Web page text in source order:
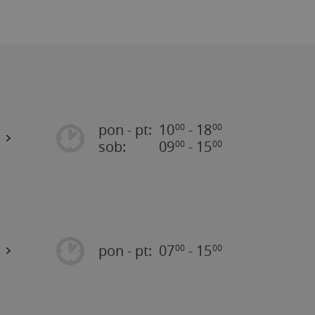
pon - pt:
sob:
1000 - 1800
0900 - 1500
pon - pt: 0700 - 1500